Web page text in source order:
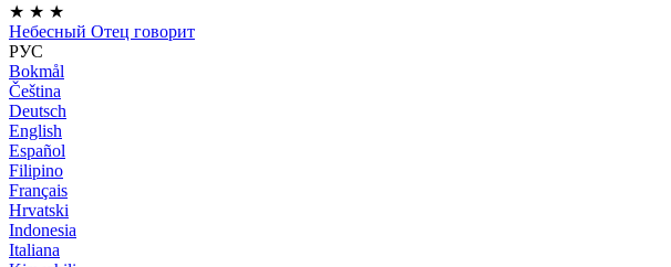
★ ★ ★
Небесный Отец говорит
РУС
Bokmål
Čeština
Deutsch
English
Español
Filipino
Français
Hrvatski
Indonesia
Italiana